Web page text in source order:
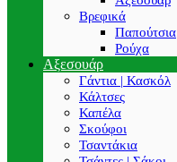
Βρεφικά
Παπούτσια
Ρούχα
Αξεσουάρ
Γάντια | Κασκόλ
Κάλτσες
Καπέλα
Σκούφοι
Τσαντάκια